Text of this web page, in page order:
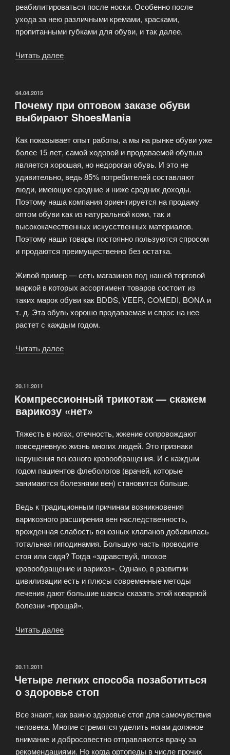
реабилитироваться после носки. Особенно после
ухода за нею различными кремами, красками,
пропитанными губками для обуви, и так далее.
Читать далее
ОПУБЛИКОВАНО
04.04.2015
Почему при оптовом заказе обуви
выбирают ShoesMania
Как показывает опыт работы, а мы на рынке обуви уже
более 15 лет, самой ходовой и продаваемой обувью
является хорошая, но недорогая обувь. И это не
удивительно, ведь 85% потребителей составляют
люди, имеющие средние и ниже средних доходы.
Поэтому наша компания ориентируется на продажу
оптом обуви как из натуральной кожи, так и
высококачественных искусственных материалов.
Поэтому наши товары постоянно пользуются спросом
и продаются преимущественно без остатка.
Живой пример — сеть магазинов под нашей торговой
маркой в которых ассортимент товаров состоит из
таких марок обуви как BDDS, VEER, COMEDI, BONA и
т. д. Эта обувь хорошо продаваемая и спрос на нее
растет с каждым годом.
Читать далее
обуви
выбирают
ОПУБЛИКОВАНО
20.11.2011
Компрессионный трикотаж — скажем
варикозу «нет»
Тяжесть в ногах, отечность, жжение сопровождают
повседневную жизнь многих людей. Это признаки
нарушения венозного кровообращения. И с каждым
годом пациентов флебологов (врачей, которые
занимаются болезнями вен) становится больше.
Ведь к традиционным причинам возникновения
варикозного расширения вен наследственность,
врожденная слабость венозных клапанов добавилась
тотальная гиподинамия. Большую часть проводите
стоя или сидя? Тогда «здравствуй, плохое
кровообращение и варикоз». Однако, в развитии
цивилизации есть и плюсы современные методы
лечения дают большие шансы сказать этой коварной
болезни «прощай».
Читать далее
варикозу
«нет»»
ОПУБЛИКОВАНО
20.11.2011
Четыре легких способа позаботиться
о здоровье стоп
Все знают, как важно здоровье стоп для самочувствия
человека. Многие стремятся уделить ногам должное
внимание и добросовестно отправляются врачу за
рекомендациями. Но когда ортопеды в числе прочих